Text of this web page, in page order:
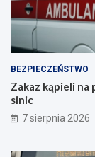
BEZPIECZEŃSTWO
Zakaz kąpieli
sinic
7 sierpnia 2026